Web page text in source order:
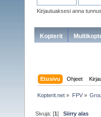
Kirjautuaksesi anna
Kopterit
Etusivu Ohjeet
Kopterit.net » FPV»
Sivuja: [1]Siirry alas